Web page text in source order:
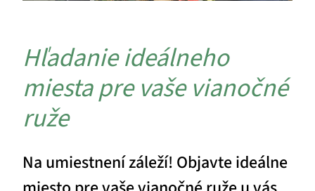
Hľadanie ideálneho
miesta pre vaše vianočné
ruže
Na umiestnení záleží! Objavte ideálne